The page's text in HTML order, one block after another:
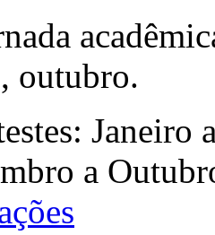
outubro.
a